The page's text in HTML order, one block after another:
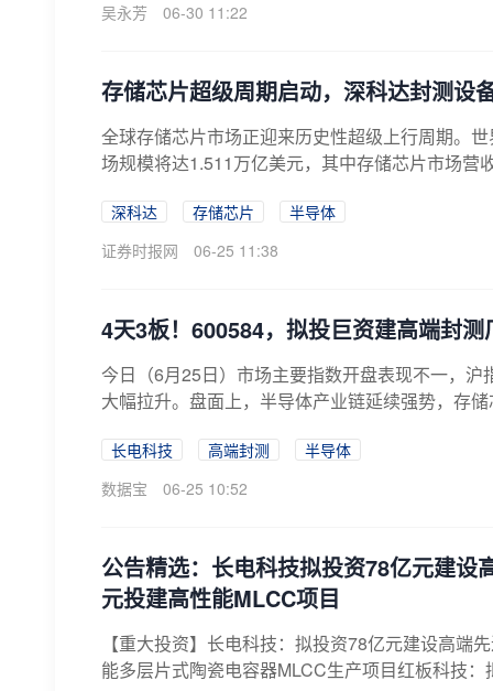
吴永芳
06-30 11:22
存储芯片超级周期启动，深科达封测设
全球存储芯片市场正迎来历史性超级上行周期。
场规模将达1.511万亿美元，其中存储芯片市场营
深科达 存储芯片
半导体
证券时报网
06-25 11:38
4天3板！600584，拟投巨资建高端封测
今日（6月25日）市场主要指数开盘表现不一，
大幅拉升。盘面上，半导体产业链延续强势，存
长电科技 高端封测
半导体
数据宝
06-25 10:52
公告精选：长电科技拟投资78亿元建设
元投建高性能MLCC项目
【重大投资】长电科技：拟投资78亿元建设高端
能多层片式陶瓷电容器MLCC生产项目红板科技